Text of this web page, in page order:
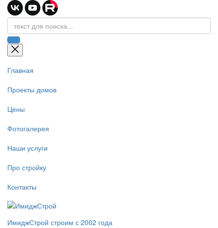
Главная
Проекты домов
Цены
Фотогалерея
Наши услуги
Про стройку
Контакты
ИмиджСтрой строим с 2002 года